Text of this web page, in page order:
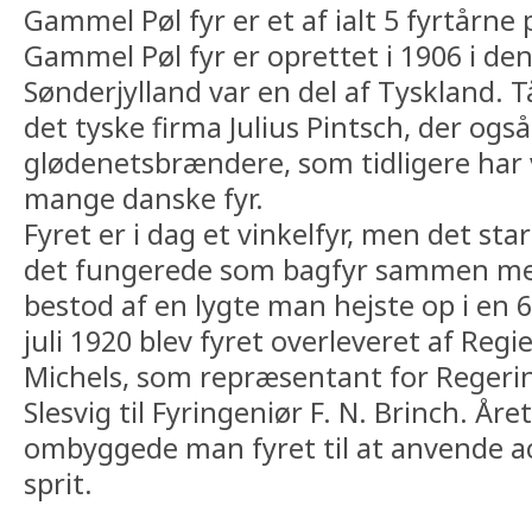
Gammel Pøl fyr er et af ialt 5 fyrtårne
Gammel Pøl fyr er oprettet i 1906 i
Sønderjylland var en del af Tyskland.
det tyske firma Julius Pintsch, der
glødenetsbrændere, som tidligere
mange danske fyr.
Fyret er i dag et vinkelfyr, men det
det fungerede som bagfyr sammen
bestod af en lygte man hejste op i en
juli 1920 blev fyret overleveret af
Michels, som repræsentant for
Slesvig til Fyringeniør F. N. Brinch.
ombyggede man fyret til at anvende
sprit.